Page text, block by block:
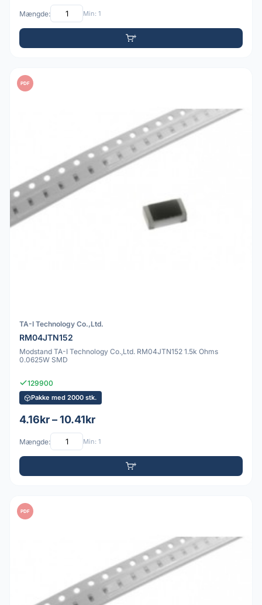
Mængde: Min: 1
PDF
TA-I Technology Co.,Ltd.
RM04JTN152
Modstand TA-I Technology Co.,Ltd. RM04JTN152 1.5k Ohms
0.0625W SMD
129900
Pakke med 2000 stk.
4.16kr – 10.41kr
Mængde: Min: 1
PDF